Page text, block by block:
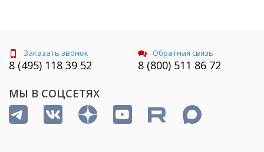
Заказать звонок
8 (495) 118 39 52
Обратная связь
8 (800) 511 86 72
МЫ В СОЦСЕТЯХ